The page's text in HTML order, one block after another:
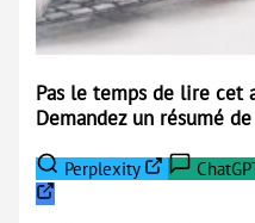
Pas le temps de lire cet
Demandez un résumé
Perplexity